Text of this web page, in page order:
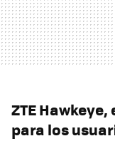
ZTE
para los